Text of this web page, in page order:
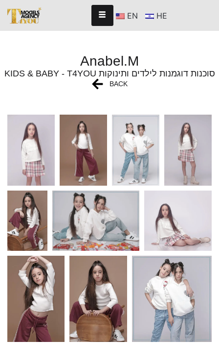
EN HE
Anabel.M
KIDS & BABY - T4YOU סוכנות דוגמנות לילדים ותינוקות
BACK